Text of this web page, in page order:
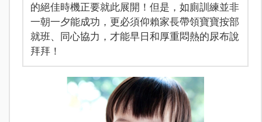
的絕佳時機正要就此展開！但是，如廁訓練並非
一朝一夕能成功，更必須仰賴家長帶領寶寶按部
就班、同心協力，才能早日和厚重悶熱的尿布說
拜拜！